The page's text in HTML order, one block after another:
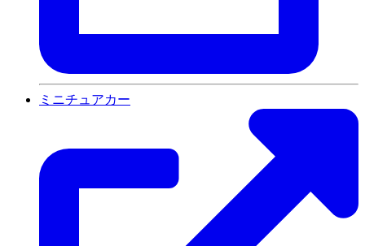
ミニチュアカー